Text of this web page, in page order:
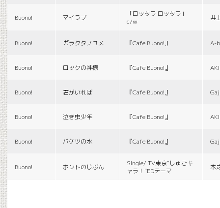
Buono! マイラブ
「ロッタラ ロッタラ」
c/w
井
Buono! ガラクタノユメ 『Cafe Buono!』 A-
Buono! ロックの神様 『Cafe Buono!』
Buono! 君がいれば 『Cafe Buono!』
Buono! 泣き虫少年 『Cafe Buono!』
Buono! バケツの水 『Cafe Buono!』
Buono! ホントのじぶん
Single/ TV東京“しゅごキ
ャラ！”EDテーマ
木